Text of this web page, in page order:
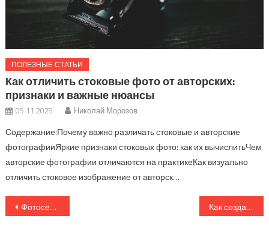
ПОЛЕЗНЫЕ СТАТЬИ
Как отличить стоковые фото от авторских:
признаки и важные нюансы
05.11.2025 Николай Морозов
Содержание:Почему важно различать стоковые и авторские
фотографииЯркие признаки стоковых фото: как их вычислитьЧем
авторские фотографии отличаются на практикеКак визуально
отличить стоковое изображение от авторск…
Навигация
Фотосессия на улице: 7 советов для идеального естественного света Как создать портфолио фотографа: руководство по оформлению и подбору работ